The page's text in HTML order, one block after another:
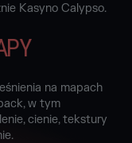
Kasyno Calypso.
na mapach
w tym
cienie, tekstury